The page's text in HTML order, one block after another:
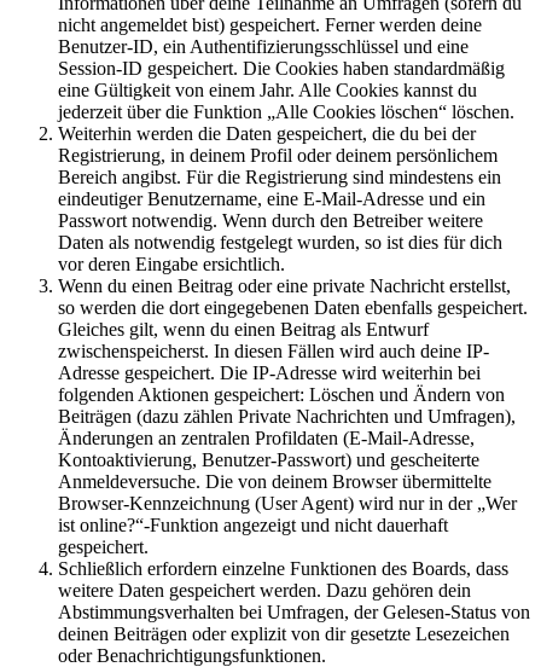
nicht angemeldet bist) gespeichert. Ferner werden deine
Benutzer-ID, ein Authentifizierungsschlüssel und eine
Session-ID gespeichert. Die Cookies haben standardmäßig
eine Gültigkeit von einem Jahr. Alle Cookies kannst du
jederzeit über die Funktion „Alle Cookies löschen“ löschen.
Weiterhin werden die Daten gespeichert, die du bei der
Registrierung, in deinem Profil oder deinem persönlichem
Bereich angibst. Für die Registrierung sind mindestens ein
eindeutiger Benutzername, eine E-Mail-Adresse und ein
Passwort notwendig. Wenn durch den Betreiber weitere
Daten als notwendig festgelegt wurden, so ist dies für dich
vor deren Eingabe ersichtlich.
Wenn du einen Beitrag oder eine private Nachricht erstellst,
so werden die dort eingegebenen Daten ebenfalls gespeichert.
Gleiches gilt, wenn du einen Beitrag als Entwurf
zwischenspeicherst. In diesen Fällen wird auch deine IP-
Adresse gespeichert. Die IP-Adresse wird weiterhin bei
folgenden Aktionen gespeichert: Löschen und Ändern von
Beiträgen (dazu zählen Private Nachrichten und Umfragen),
Änderungen an zentralen Profildaten (E-Mail-Adresse,
Kontoaktivierung, Benutzer-Passwort) und gescheiterte
Anmeldeversuche. Die von deinem Browser übermittelte
Browser-Kennzeichnung (User Agent) wird nur in der „Wer
ist online?“-Funktion angezeigt und nicht dauerhaft
gespeichert.
Schließlich erfordern einzelne Funktionen des Boards, dass
weitere Daten gespeichert werden. Dazu gehören dein
Abstimmungsverhalten bei Umfragen, der Gelesen-Status von
deinen Beiträgen oder explizit von dir gesetzte Lesezeichen
oder Benachrichtigungsfunktionen.